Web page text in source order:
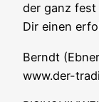
der ganz fest
Dir einen
Berndt
www.der-